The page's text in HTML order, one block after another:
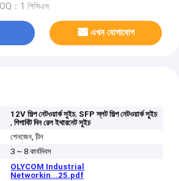
：1 পিসিএস
এখন যোগাযোগ
12V শিল্প নেটওয়ার্ক সুইচ, SFP স্লট শিল্প নেটওয়ার্ক সুইচ
,গিগাবিট দিন রেল ইথারনেট সুইচ
শেনজেন, চীন
3 ~ 8 কার্যদিবস
OLYCOM Industrial
Networkin...25.pdf